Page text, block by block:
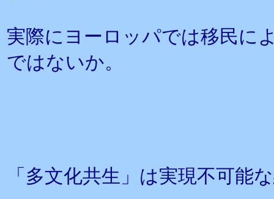
実際にヨーロッパでは移民に
ではないか。
「多文化共生」は実現不可能